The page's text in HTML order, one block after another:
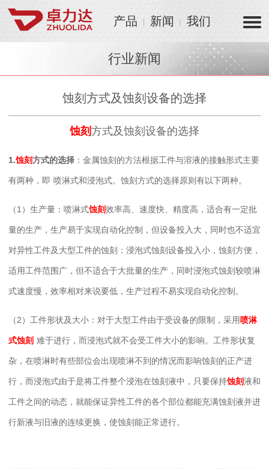
产品 新闻 我们
行业新闻
蚀刻方式及蚀刻设备的选择
蚀刻方式及蚀刻设备的选择
1.蚀刻方式的选择 ：金属蚀刻 的方法根据工件与溶液的接触形式主要
有两种，即 喷淋式和浸泡式。 蚀刻方式的选择原则有以下两种。
（1）生产量：喷淋式蚀刻效率高、速度快、精度高，适合有一定批
量的生产，生产易于实现自动化控制，但设备投入大，同时也不适宜
对异性工件及大型工件的蚀刻：浸泡式蚀刻设备投入小，蚀刻方便，
适用工件范围广，但不适合于大批量的生产，同时浸泡式蚀刻较喷淋
式速度慢，效率相对来说要低，生产过程不易实现自动化控制。
（2）工件形状及大小：对于大型工件由于受设备的限制，采用喷淋
式蚀刻 难于进行，而浸泡式就不会受工件大小的影响。工件形状复
杂，在喷淋时有些部位会出现喷淋不到的情况而影响蚀刻的正产进
行，而浸泡式由于是将工件整个浸泡在蚀刻液中，只要保持蚀刻液和
工件之间的动态，就能保证异性工件的各个部位都能充满蚀刻液并进
行新液与旧液的连续更换，使蚀刻能正常进行。